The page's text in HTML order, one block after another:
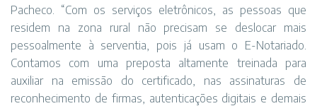
Pacheco. “Com os serviços eletrônicos, as pessoas que
residem na zona rural não precisam se deslocar mais
pessoalmente à serventia, pois já usam o E-Notariado.
Contamos com uma preposta altamente treinada para
auxiliar na emissão do certificado, nas assinaturas de
reconhecimento de firmas, autenticações digitais e demais